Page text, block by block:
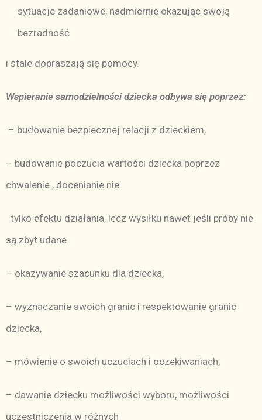
sytuacje zadaniowe, nadmiernie okazując swoją
bezradność
i stale dopraszają się pomocy.
Wspieranie samodzielności dziecka odbywa się poprzez:
– budowanie bezpiecznej relacji z dzieckiem,
– budowanie poczucia wartości dziecka poprzez
chwalenie , docenianie nie
tylko efektu działania, lecz wysiłku nawet jeśli próby nie
są zbyt udane
– okazywanie szacunku dla dziecka,
– wyznaczanie swoich granic i respektowanie granic
dziecka,
– mówienie o swoich uczuciach i oczekiwaniach,
– dawanie dziecku możliwości wyboru, możliwości
uczestniczenia w różnych